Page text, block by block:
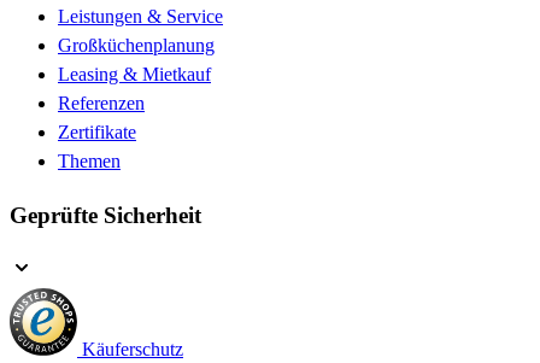
Leistungen & Service
Großküchenplanung
Leasing & Mietkauf
Referenzen
Zertifikate
Themen
Geprüfte Sicherheit
Käuferschutz